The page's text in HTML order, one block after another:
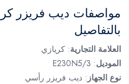
بالتفاصيل
العلامة التجارية: كريازي
الموديل: E230N5/3
نوع الجهاز : ديب فريزر رأسي